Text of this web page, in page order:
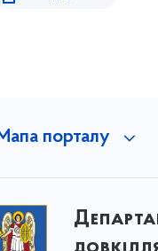
порталу